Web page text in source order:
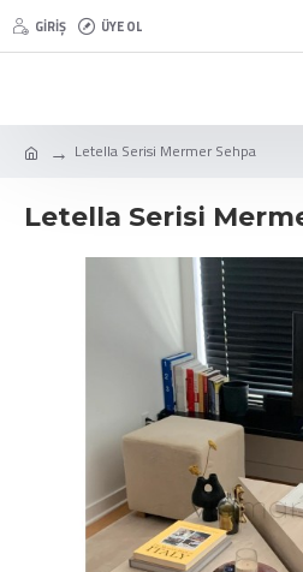
GIRIŞ ÜYE OL
Letella Serisi Mermer Sehpa
Letella Serisi